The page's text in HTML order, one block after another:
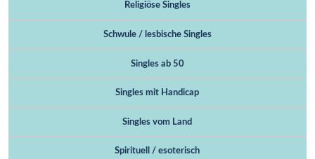
Religiöse Singles
Schwule / lesbische Singles
Singles ab 50
Singles mit Handicap
Singles vom Land
Spirituell / esoterisch